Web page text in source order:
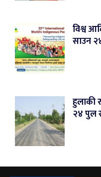
विश्व
साउन
हुलाकी
२४ पुल